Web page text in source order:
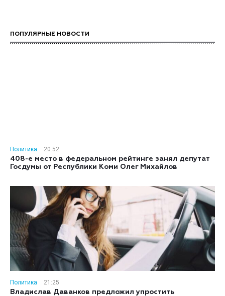
ПОПУЛЯРНЫЕ НОВОСТИ
Политика
20:52
408-е место в федеральном рейтинге занял депутат
Госдумы от Республики Коми Олег Михайлов
Политика
21:25
Владислав Даванков предложил упростить